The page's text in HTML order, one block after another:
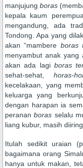
manjujung boras
kepala kaum
mengandung, ada
Tondong. Apa yang
akan “mambere boras
menyambut anak yang
akan ada lagi boras
sehat-sehat,horas-
kecelakaan, yang
keluarga yang
dengan harapan ia
perananboras selalu
liang kubur, masih
Itulah sedikit uraian
bagaimana orang
hanya untuk makan,